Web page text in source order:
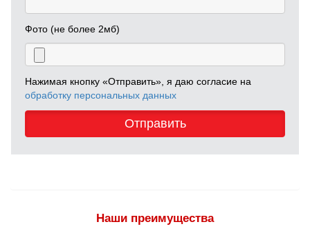
Фото (не более 2мб)
Нажимая кнопку «Отправить», я даю согласие на
обработку персональных данных
Отправить
Наши преимущества